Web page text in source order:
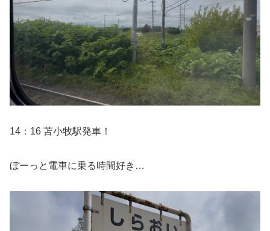
14：16 苫小牧駅発車！
ぼーっと電車に乗る時間好き…